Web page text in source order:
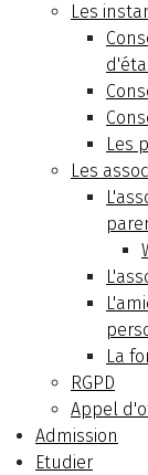
Les
Les
Les
La
RGPD
Appel
Admission
Etudier